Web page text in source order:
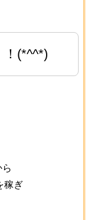
(*^^*)
稼ぎ